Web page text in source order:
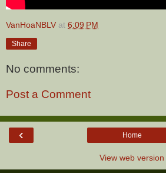
VanHoaNBLV at 6:09 PM
Share
No comments:
Post a Comment
‹ Home
View web version